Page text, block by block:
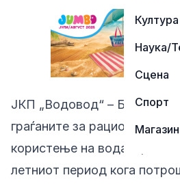
Култура
Наука/
Сцена
Спорт
Магазин
ЈКП „Водовод“ – Битола
граѓаните за рационално и
користење на водата,
летниот период кога